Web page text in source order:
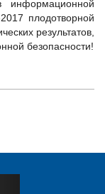
информационной
плодотворной
результатов,
безопасности!